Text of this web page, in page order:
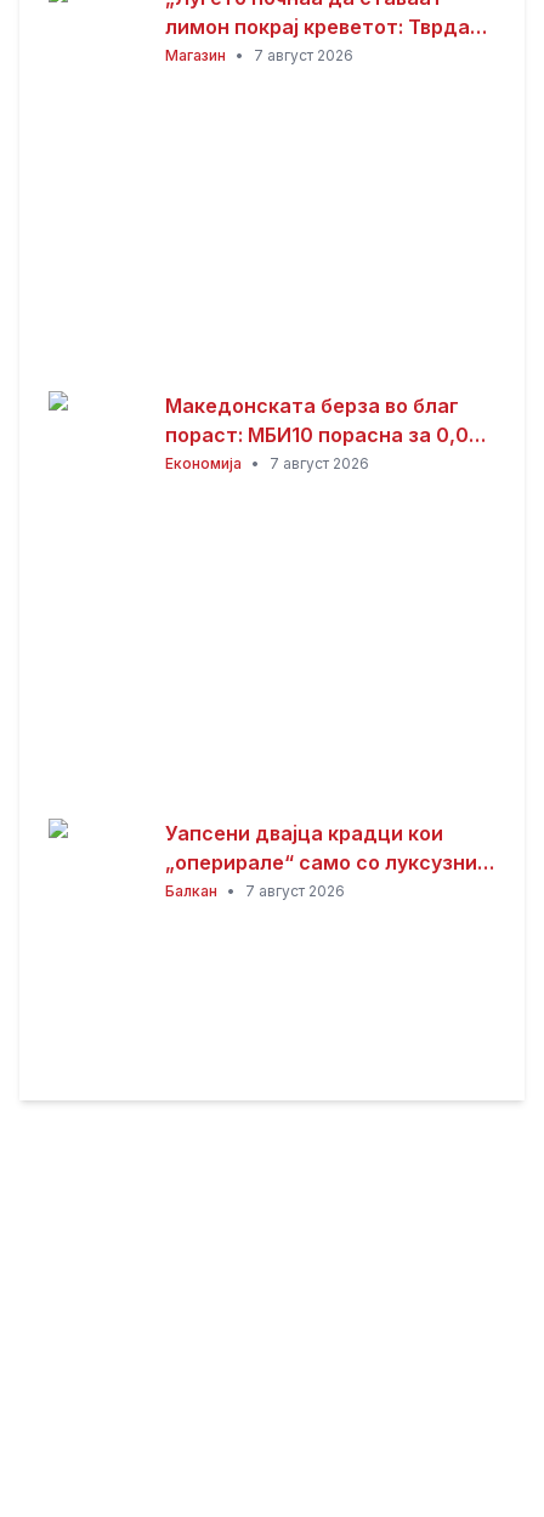
лимон покрај креветот: Тврдат
дека решава еден голем
Магазин • 7 август 2026
Македонската берза во благ
пораст: МБИ10 порасна за 0,08
отсто, најтргувани акциите на
Економија • 7 август 2026
Уапсени двајца крадци кои
„оперирале“ само со луксузни
автомобили
Балкан • 7 август 2026